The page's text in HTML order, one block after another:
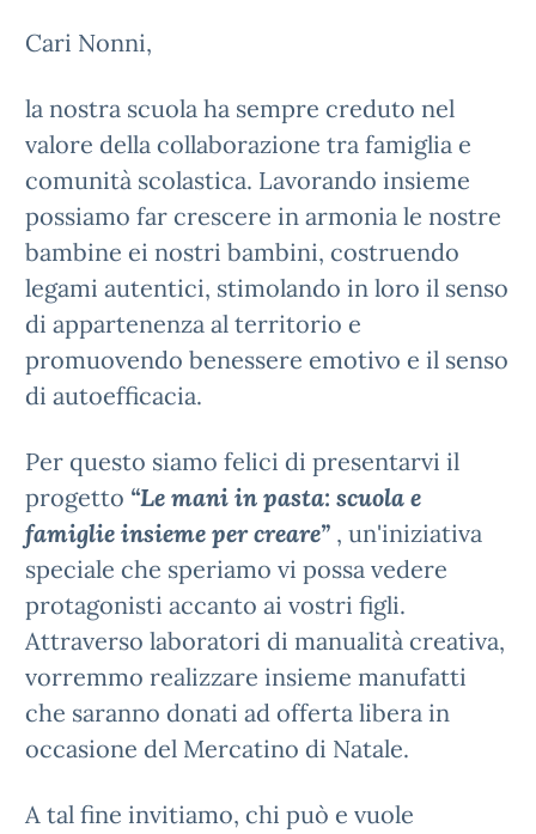
Cari Nonni,
la nostra scuola ha sempre creduto nel
valore della collaborazione tra famiglia e
comunità scolastica. Lavorando insieme
possiamo far crescere in armonia le nostre
bambine ei nostri bambini, costruendo
legami autentici, stimolando in loro il senso
di appartenenza al territorio e
promuovendo benessere emotivo e il senso
di autoefficacia.
Per questo siamo felici di presentarvi il
progetto “Le mani in pasta: scuola e
famiglie insieme per creare” , un'iniziativa
speciale che speriamo vi possa vedere
protagonisti accanto ai vostri figli.
Attraverso laboratori di manualità creativa,
vorremmo realizzare insieme manufatti
che saranno donati ad offerta libera in
occasione del Mercatino di Natale.
A tal fine invitiamo, chi può e vuole